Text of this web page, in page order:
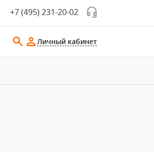
+7 (495) 231-20-02
Личный кабинет